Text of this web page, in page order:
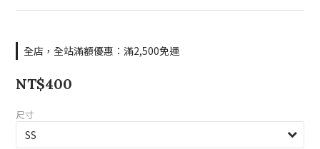
全店，全站滿額優惠：滿2,500免運
NT$400
尺寸